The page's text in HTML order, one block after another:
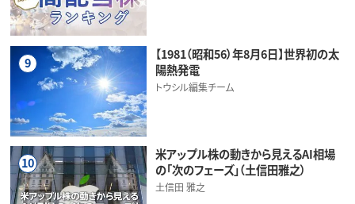
9
【1981（昭和56）年8月6日】世界初の太
陽熱発電
トウシル編集チーム
10
米アップル株の動きから見えるAI相場
の「次のフェーズ」（土信田雅之）
土信田 雅之